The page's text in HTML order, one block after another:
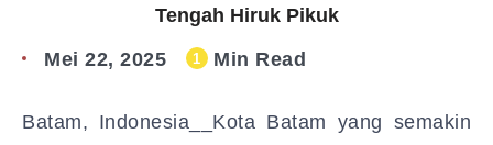
Tengah Hiruk Pikuk
Mei 22, 2025 1 Min Read
Batam, Indonesia__Kota Batam yang semakin